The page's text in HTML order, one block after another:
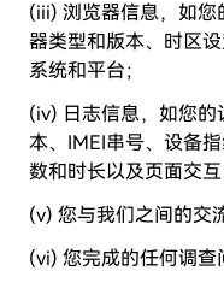
(iii) 浏览器信息，如您
器类型和版本、时区
系统和平台；
(iv) 日志信息，如您
本、IMEI串号、设备
数和时长以及页面交互
(v) 您与我们之间的交
(vi) 您完成的任何调查